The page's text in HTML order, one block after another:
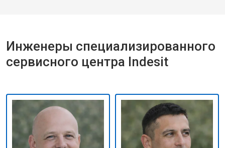
Инженеры специализированного
сервисного центра Indesit